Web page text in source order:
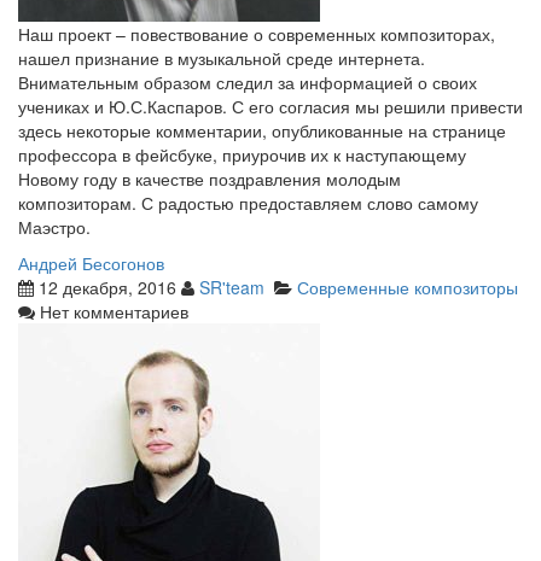
Наш проект – повествование о современных композиторах,
нашел признание в музыкальной среде интернета.
Внимательным образом следил за информацией о своих
учениках и Ю.С.Каспаров. С его согласия мы решили привести
здесь некоторые комментарии, опубликованные на странице
профессора в фейсбуке, приурочив их к наступающему
Новому году в качестве поздравления молодым
композиторам. С радостью предоставляем слово самому
Маэстро.
Андрей Бесогонов
12 декабря, 2016
SR'team
Современные композиторы
Нет комментариев